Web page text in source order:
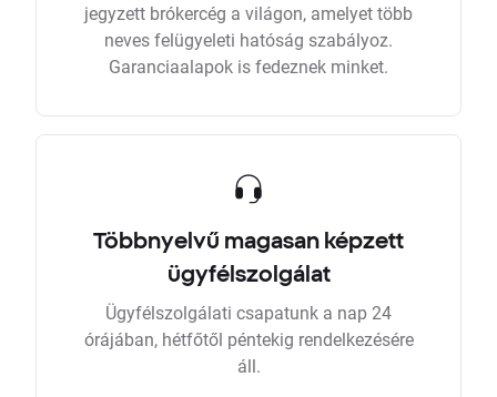
jegyzett brókercég a világon, amelyet több
neves felügyeleti hatóság szabályoz.
Garanciaalapok is fedeznek minket.
Többnyelvű magasan képzett
ügyfélszolgálat
Ügyfélszolgálati csapatunk a nap 24
órájában, hétfőtől péntekig rendelkezésére
áll.